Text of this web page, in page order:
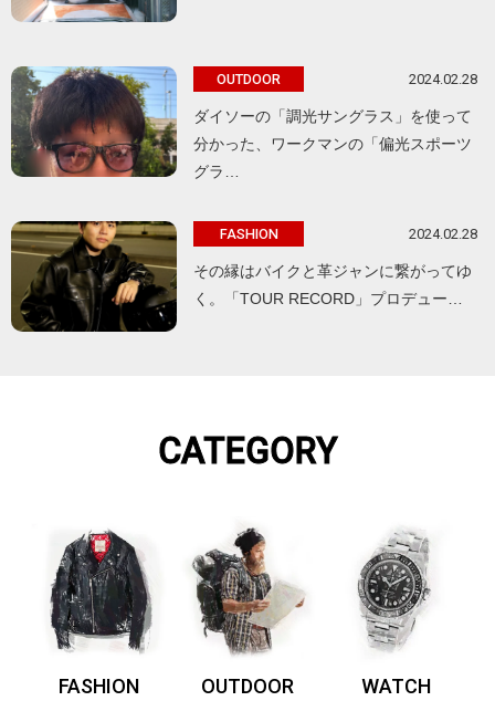
OUTDOOR 2024.02.28
ダイソーの「調光サングラス」を使って
分かった、ワークマンの「偏光スポーツ
グラ…
FASHION 2024.02.28
その縁はバイクと革ジャンに繋がってゆ
く。「TOUR RECORD」プロデュー…
CATEGORY
FASHION OUTDOOR WATCH